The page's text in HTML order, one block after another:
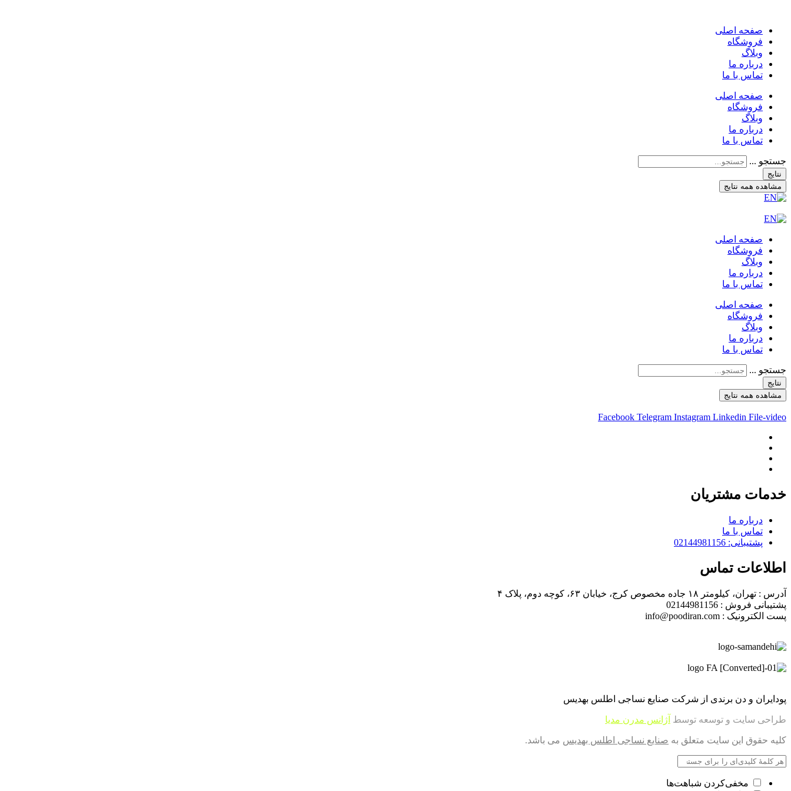
صفحه اصلی
فروشگاه
وبلاگ
درباره ما
تماس با ما
صفحه اصلی
فروشگاه
وبلاگ
درباره ما
تماس با ما
جستجو ...
نتایج
مشاهده همه نتایج
صفحه اصلی
فروشگاه
وبلاگ
درباره ما
تماس با ما
صفحه اصلی
فروشگاه
وبلاگ
درباره ما
تماس با ما
جستجو ...
نتایج
مشاهده همه نتایج
Facebook Telegram Instagram Linkedin File-video
خدمات مشتریان
درباره ما
تماس با ما
پشتیبانی: 02144981156
اطلاعات تماس
آدرس : تهران، کیلومتر ۱۸ جاده مخصوص کرج، خیابان ۶۳، کوچه دوم، پلاک ۴
پشتیبانی فروش : 02144981156
پست الکترونیک : info@poodiran.com
پودایران و دن برندی از شرکت صنایع نساجی اطلس بهدیس
طراحی سایت و توسعه توسط آژانس مدرن مدیا
کلیه حقوق این سایت متعلق به صنایع نساجی اطلس بهدیس می باشد.
مخفی‌کردن شباهت‌ها